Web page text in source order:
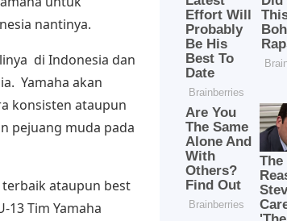
nantinya.
di Indonesia dan
Yamaha akan
konsisten ataupun
pejuang muda pada
ataupun best
Tim Yamaha